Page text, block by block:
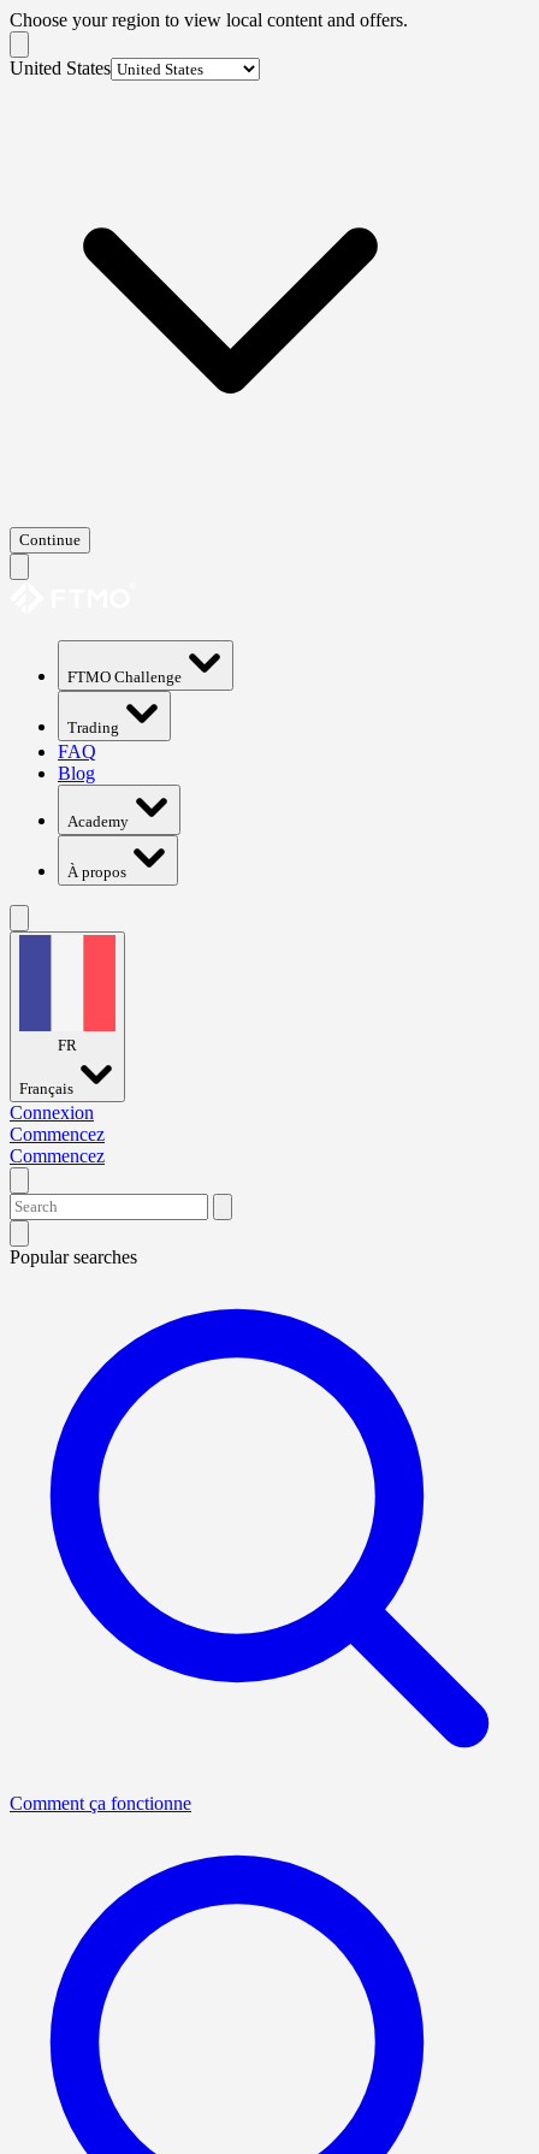
Choose your region to view local content and offers.
United States
Continue
FTMO Challenge
Trading
FAQ
Blog
Academy
À propos
FR
Français
Connexion
Commencez
Commencez
Popular searches
Comment ça fonctionne